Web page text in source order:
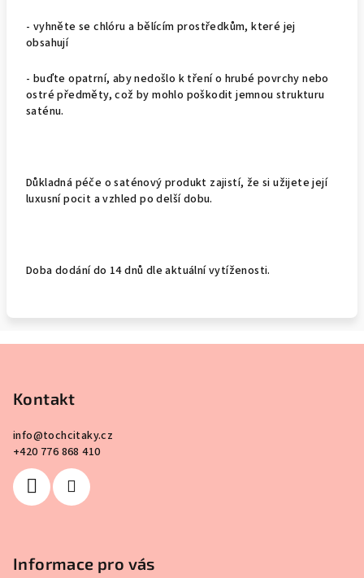
- vyhněte se chlóru a bělícím prostředkům, které jej
obsahují
- buďte opatrní, aby nedošlo k tření o hrubé povrchy nebo
ostré předměty, což by mohlo poškodit jemnou strukturu
saténu.
Důkladná péče o saténový produkt zajistí, že si užijete její
luxusní pocit a vzhled po delší dobu.
Doba dodání do 14 dnů dle aktuální vytíženosti.
Kontakt
info@tochcitaky.cz
+420 776 868 410
Informace pro vás